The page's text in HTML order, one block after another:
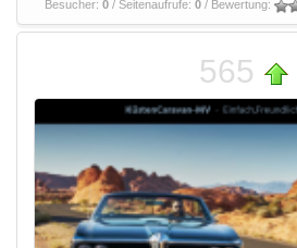
Besucher: 0/ Seitenaufrufe: 0/ Bewertung:
565